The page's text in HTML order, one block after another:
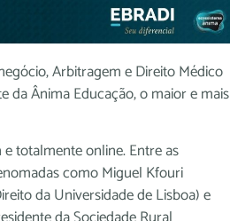
Arbitragem e Direito Médico
da Ânima Educação, o maior e mais
totalmente online. Entre as
como Miguel Kfouri
da Universidade de Lisboa) e